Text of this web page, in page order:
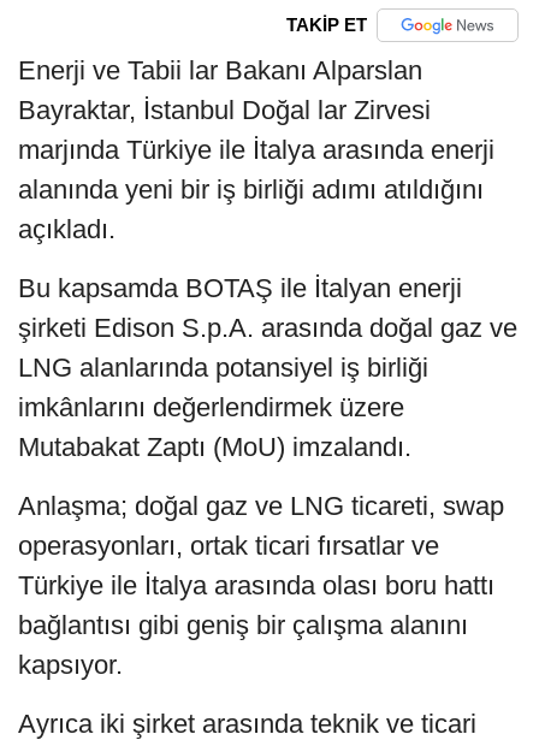
TAKİP ET
Enerji ve Tabii lar Bakanı Alparslan
Bayraktar, İstanbul Doğal lar Zirvesi
marjında Türkiye ile İtalya arasında enerji
alanında yeni bir iş birliği adımı atıldığını
açıkladı.
Bu kapsamda BOTAŞ ile İtalyan enerji
şirketi Edison S.p.A. arasında doğal gaz ve
LNG alanlarında potansiyel iş birliği
imkânlarını değerlendirmek üzere
Mutabakat Zaptı (MoU) imzalandı.
Anlaşma; doğal gaz ve LNG ticareti, swap
operasyonları, ortak ticari fırsatlar ve
Türkiye ile İtalya arasında olası boru hattı
bağlantısı gibi geniş bir çalışma alanını
kapsıyor.
Ayrıca iki şirket arasında teknik ve ticari